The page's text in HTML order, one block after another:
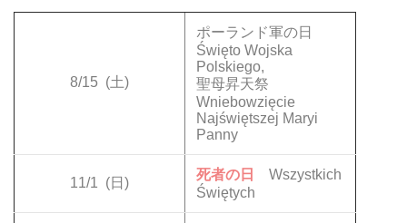
8/15 (土)
ポーランド軍の日
Święto Wojska
Polskiego,
聖母昇天祭
Wniebowzięcie
Najświętszej Maryi
Panny
11/1 (日)
死者の日
Wszystkich
Świętych